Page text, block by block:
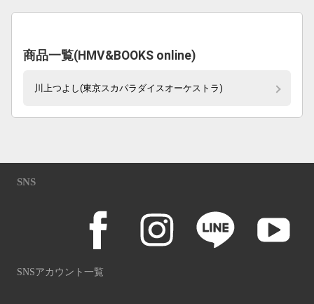
商品一覧(HMV&BOOKS online)
川上つよし(東京スカパラダイスオーケストラ)
SNS
SNSアカウント一覧